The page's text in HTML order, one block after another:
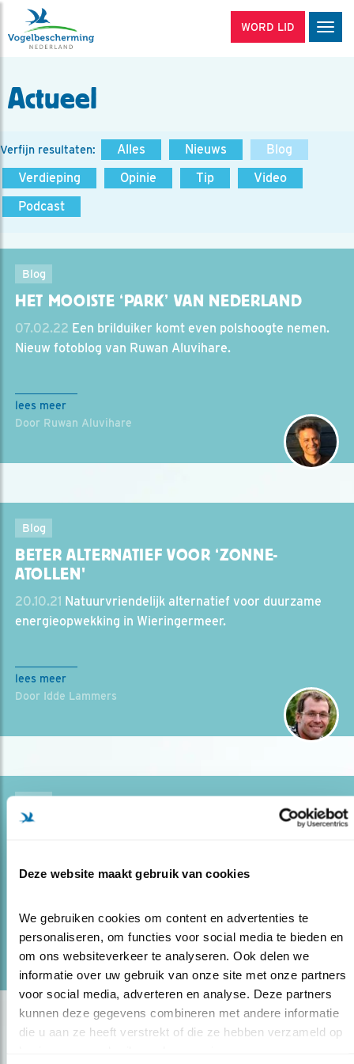
Deze website maakt gebruik van cookies
We gebruiken cookies om content en advertenties te
personaliseren, om functies voor social media te bieden en
om ons websiteverkeer te analyseren. Ook delen we
informatie over uw gebruik van onze site met onze partners
voor social media, adverteren en analyse. Deze partners
kunnen deze gegevens combineren met andere informatie
die u aan ze heeft verstrekt of die ze hebben verzameld op
WORD LID
Actueel
Verfijn resultaten: Alles Nieuws
Blog
Verdieping
Opinie Tip
Video
Podcast
Blog
HET MOOISTE ‘PARK’ VAN NEDERLAND
07.02.22 Een brilduiker komt even polshoogte nemen.
Nieuw fotoblog van Ruwan Aluvihare.
lees meer
Door Ruwan Aluvihare
Blog
BETER ALTERNATIEF VOOR ‘ZONNE-
ATOLLEN'
20.10.21 Natuurvriendelijk alternatief voor duurzame
energieopwekking in Wieringermeer.
lees meer
Door Idde Lammers
Blog
KLINKT DAAR ÉCHT EEN VOGEL?
laten ook merkwaardige audiocreaties horen.
lees meer
Door Ruud van Beusekom